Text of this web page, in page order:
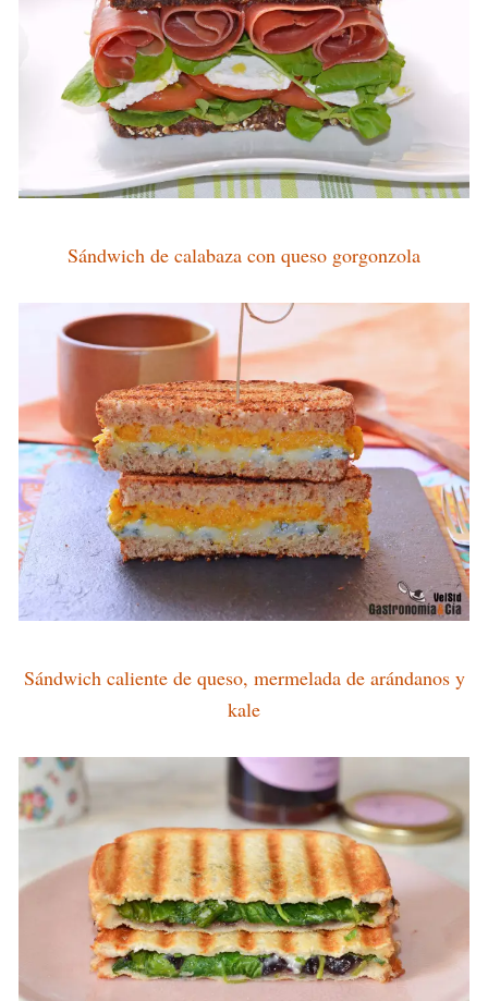
Sándwich de calabaza con queso gorgonzola
Sándwich caliente de queso, mermelada de arándanos y
kale